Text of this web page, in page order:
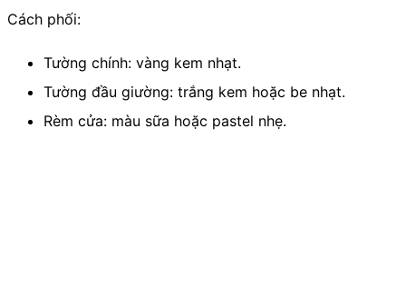
Cách phối:
Tường chính: vàng kem nhạt.
Tường đầu giường: trắng kem hoặc be nhạt.
Rèm cửa: màu sữa hoặc pastel nhẹ.